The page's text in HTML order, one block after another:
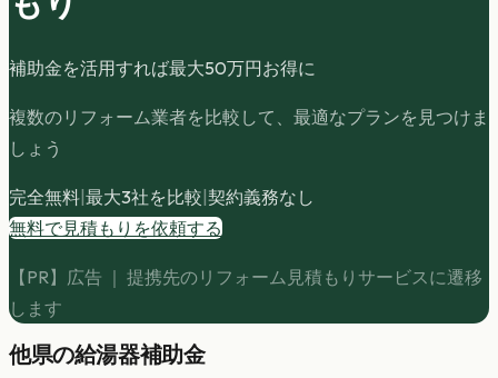
補助金を活用すれば最大50万円お得に
複数のリフォーム業者を比較して、最適なプランを見つけま
しょう
完全無料|最大3社を比較|契約義務なし
無料で見積もりを依頼する
【PR】広告 ｜ 提携先のリフォーム見積もりサービスに遷移
します
他県の給湯器補助金